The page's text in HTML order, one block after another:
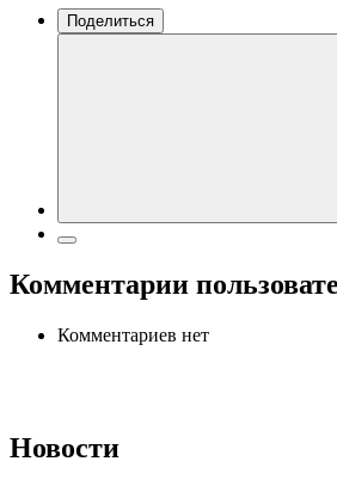
Поделиться
Комментарии
Комментариев нет
Новости